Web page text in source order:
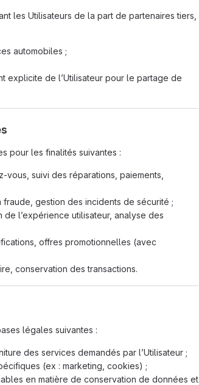
les Utilisateurs de la part de partenaires tiers,
automobiles ;
explicite de l’Utilisateur pour le partage de
pour les finalités suivantes :
vous, suivi des réparations, paiements,
fraude, gestion des incidents de sécurité ;
de l’expérience utilisateur, analyse des
offres promotionnelles (avec
conservation des transactions.
légales suivantes :
des services demandés par l’Utilisateur ;
(ex : marketing, cookies) ;
en matière de conservation de données et